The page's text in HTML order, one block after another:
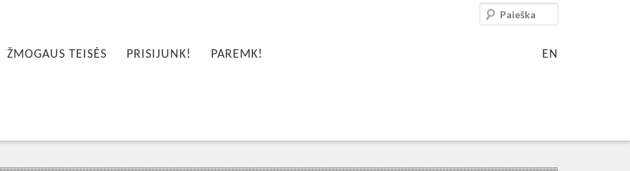
ŽMOGAUS TEISĖS PRISIJUNK! PAREMK! EN
Paieška